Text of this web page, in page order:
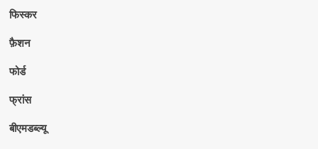
फिस्कर
फ़ैशन
फोर्ड
फ्रांस
बीएमडब्ल्यू